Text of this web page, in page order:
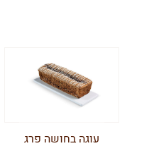
עוגה בחושה פרג